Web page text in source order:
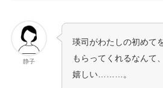
静子
瑛司がわたしの初めて
もらってくれるなんて、
嬉しい………。